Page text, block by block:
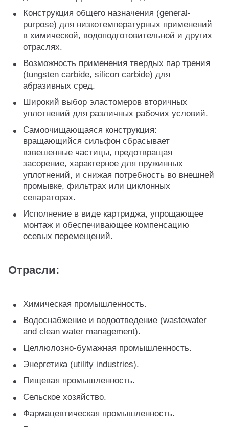
Конструкция общего назначения (general-
purpose) для низкотемпературных применений
в химической, водоподготовительной и других
отраслях.
Возможность применения твердых пар трения
(tungsten carbide, silicon carbide) для
абразивных сред.
Широкий выбор эластомеров вторичных
уплотнений для различных рабочих условий.
Самоочищающаяся конструкция:
вращающийся сильфон сбрасывает
взвешенные частицы, предотвращая
засорение, характерное для пружинных
уплотнений, и снижая потребность во внешней
промывке, фильтрах или циклонных
сепараторах.
Исполнение в виде картриджа, упрощающее
монтаж и обеспечивающее компенсацию
осевых перемещений.
Отрасли:
Химическая промышленность.
Водоснабжение и водоотведение (wastewater
and clean water management).
Целлюлозно-бумажная промышленность.
Энергетика (utility industries).
Пищевая промышленность.
Сельское хозяйство.
Фармацевтическая промышленность.